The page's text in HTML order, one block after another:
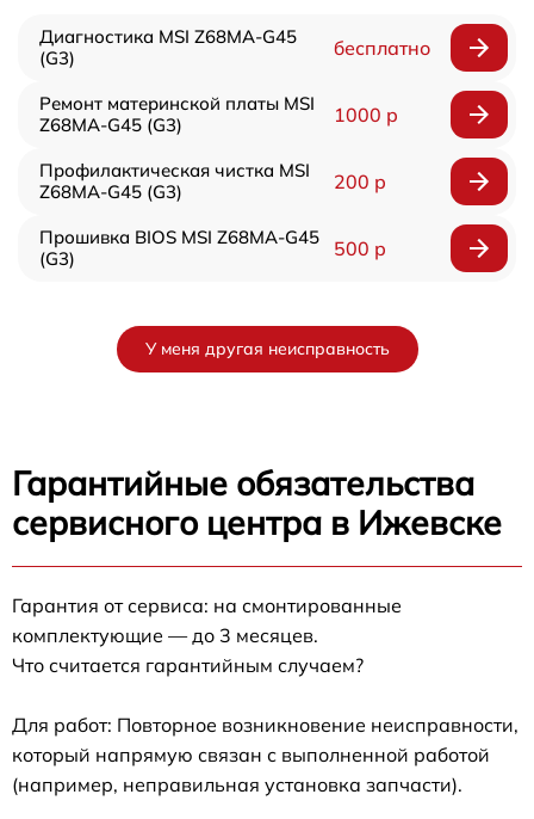
Диагностика MSI Z68MA-G45
(G3)
бесплатно
Ремонт материнской платы MSI
Z68MA-G45 (G3)
1000 р
Профилактическая чистка MSI
Z68MA-G45 (G3)
200 р
Прошивка BIOS MSI Z68MA-G45
(G3)
500 р
У меня другая неисправность
Гарантийные обязательства
сервисного центра в Ижевске
Гарантия от сервиса: на смонтированные
комплектующие — до 3 месяцев.
Что считается гарантийным случаем?
Для работ: Повторное возникновение неисправности,
который напрямую связан с выполненной работой
(например, неправильная установка запчасти).